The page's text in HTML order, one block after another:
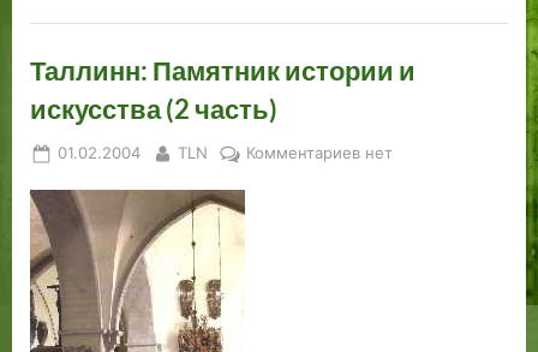
Таллинн: Памятник истории и
искусства (2 часть)
Posted
01.02.2004 By
TLN Комментариевкнет